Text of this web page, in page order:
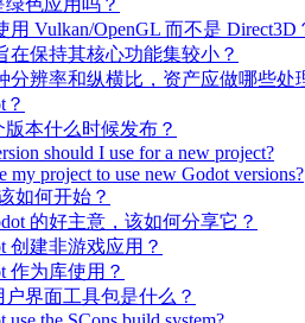
色应用吗？
用 Vulkan/OpenGL 而不是 Direct3D
在保持其核心功能集较小？
分辨率和纵横比，资产应做哪些处
版本什么时候发布？
should I use for a new project?
my project to use new Godot versions?
如何开始？
的好主意，该如何分享它？
创建非游戏应用？
作为库使用？
户界面工具包是什么？